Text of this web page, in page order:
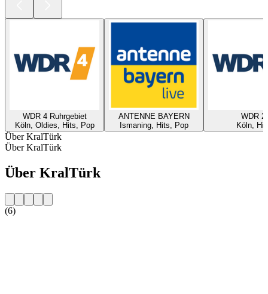
WDR 4 Ruhrgebiet
Köln, Oldies, Hits, Pop
ANTENNE BAYERN
Ismaning, Hits, Pop
WDR 2
Köln,
Über KralTürk
Über KralTürk
Über KralTürk
(6)